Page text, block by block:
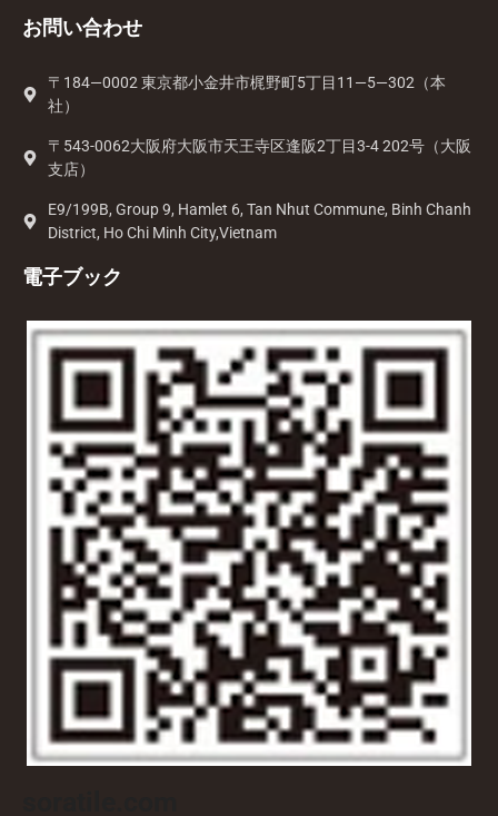
お問い合わせ
〒184—0002 東京都小金井市梶野町5丁目11—5—302（本
社）
〒543-0062大阪府大阪市天王寺区逢阪2丁目3-4 202号（大阪
支店）
E9/199B, Group 9, Hamlet 6, Tan Nhut Commune, Binh Chanh
District, Ho Chi Minh City,Vietnam
電子ブック